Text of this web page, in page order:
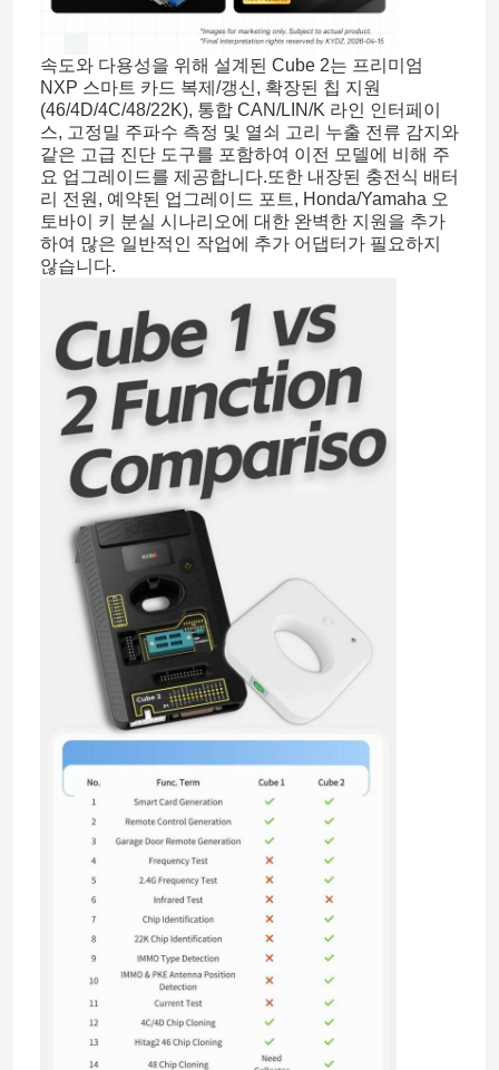
제품 소개
동영상
회사 소개
공장 투어
품질 관리
연락처
모든 케이스
자동차 키
속도와 다용성을 위해 설계된 Cube 2는 프리미엄
NXP 스마트 카드 복제/갱신, 확장된 칩 지원
(46/4D/4C/48/22K), 통합 CAN/LIN/K 라인 인터페이
스, 고정밀 주파수 측정 및 열쇠 고리 누출 전류 감지와
같은 고급 진단 도구를 포함하여 이전 모델에 비해 주
요 업그레이드를 제공합니다.또한 내장된 충전식 배터
리 전원, 예약된 업그레이드 포트, ​​Honda/Yamaha 오
토바이 키 분실 시나리오에 대한 완벽한 지원을 추가
하여 많은 일반적인 작업에 추가 어댑터가 필요하지
않습니다.